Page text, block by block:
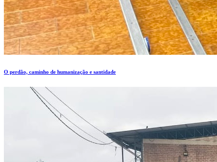
O perdão, caminho de humanização e santidade